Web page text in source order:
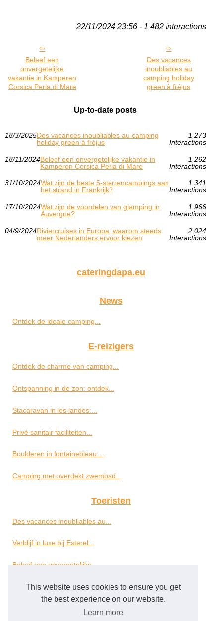
This website uses cookies to ensure you get
the best experience on our website.
Learn more
22/11/2024 23:56 - 1 482 Interactions
Beleef een
onvergetelijke
vakantie in Kamperen
Corsica Perla di Mare
Des vacances
inoubliables au
camping holiday
green à fréjus
Up-to-date posts
18/3/2025Des vacances inoubliables au camping
holiday green à fréjus
1 273
Interactions
18/11/2024Beleef een onvergetelijke vakantie in
Kamperen Corsica Perla di Mare
1 262
Interactions
31/10/2024Wat zijn de beste 5-sterrencampings aan
het strand in Frankrijk?
1 341
Interactions
17/10/2024Wat zijn de voordelen van glamping in
Auvergne?
1 966
Interactions
04/9/2024Riviercruises in Europa: waarom steeds
meer Nederlanders ervoor kiezen
2 024
Interactions
cateringdapa.eu
News
Ontdek de ideale camping...
E-reizigers
Ontdek de charme van camping...
Ontspanning in de zon: ontdek...
Stacaravan in les landes:...
Privé sanitair faciliteiten...
Boulderen in fontainebleau:...
Camping met overdekt zwembad...
Toeristen
Des vacances inoubliables au...
Verblijf in luxe bij Esterel...
Beleef een onvergetelijke...
Wat zijn de beste...
Wat zijn de voordelen van...